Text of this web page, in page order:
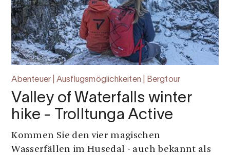
Abenteuer | Ausflugsmöglichkeiten | Bergtour
Valley of Waterfalls winter
hike - Trolltunga Active
Kommen Sie den vier magischen
Wasserfällen im Husedal - auch bekannt als